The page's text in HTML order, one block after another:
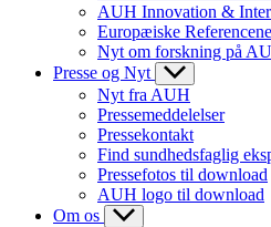
AUH Innovation &
Europæiske
Nyt om forskning på
Presse og Nyt
Nyt fra AUH
Pressemeddelelser
Pressekontakt
Find sundhedsfaglig
Pressefotos til download
AUH logo til download
Om os